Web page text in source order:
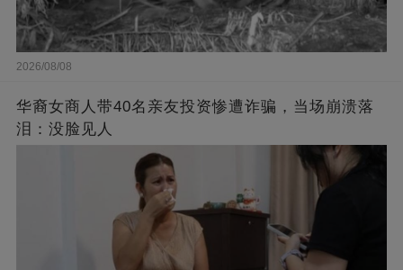
2026/08/08
华裔女商人带40名亲友投资惨遭诈骗，当场崩溃落
泪：没脸见人